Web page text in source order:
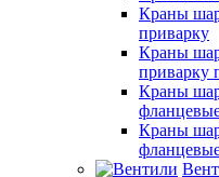
Краны
приварку
Краны
приварку
Краны
Краны